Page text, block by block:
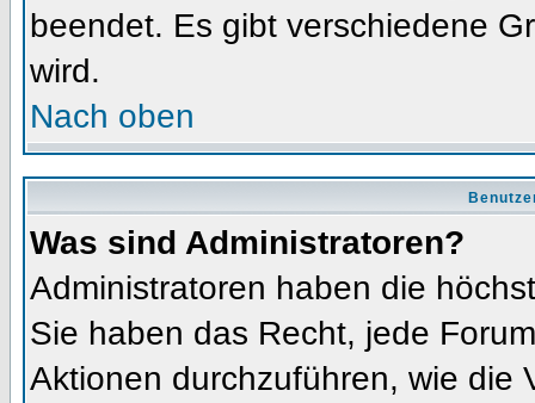
beendet. Es gibt verschiedene
wird.
Nach oben
Was sind Administratoren?
Administratoren haben die
Sie haben das Recht, jede
Aktionen durchzuführen, wie die